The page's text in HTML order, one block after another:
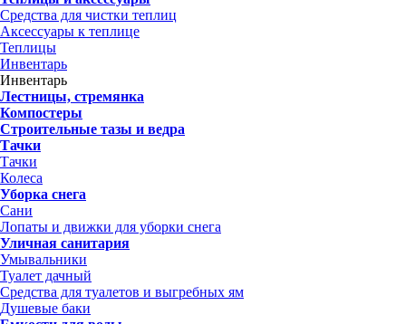
Средства для чистки теплиц
Аксессуары к теплице
Теплицы
Инвентарь
Инвентарь
Лестницы, стремянка
Компостеры
Строительные тазы и ведра
Тачки
Тачки
Колеса
Уборка снега
Сани
Лопаты и движки для уборки снега
Уличная санитария
Умывальники
Туалет дачный
Средства для туалетов и выгребных ям
Душевые баки